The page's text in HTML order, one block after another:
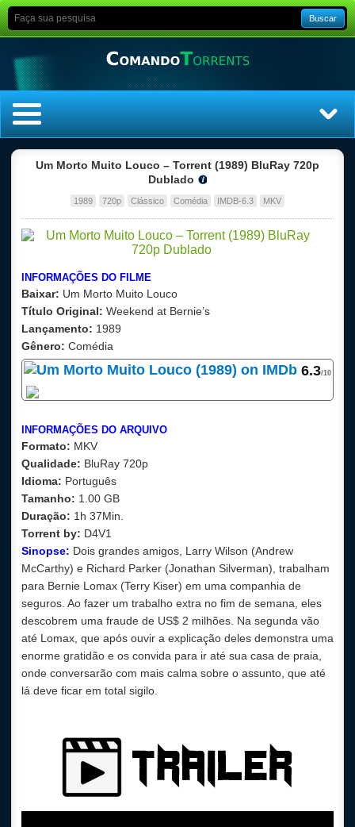
Buscar
Top Séries
Dublado
Um Morto Muito Louco – Torrent (1989) BluRay 720p
Dublado
1989 720p Clássico Comédia IMDB-6.3 MKV
INFORMAÇÕES DO FILME
Baixar: Um Morto Muito Louco
Título Original: Weekend at Bernie’s
Lançamento: 1989
Gênero: Comédia
6.3/10
INFORMAÇÕES DO ARQUIVO
Formato: MKV
Qualidade: BluRay 720p
Idioma: Português
Tamanho: 1.00 GB
Duração: 1h 37Min.
Torrent by: D4V1
Sinopse: Dois grandes amigos, Larry Wilson (Andrew
McCarthy) e Richard Parker (Jonathan Silverman), trabalham
para Bernie Lomax (Terry Kiser) em uma companhia de
seguros. Ao fazer um trabalho extra no fim de semana, eles
descobrem uma fraude de US$ 2 milhões. Na segunda vão
até Lomax, que após ouvir a explicação deles demonstra uma
enorme gratidão e os convida para ir até sua casa de praia,
onde conversarão com mais calma sobre o assunto, que até
lá deve ficar em total sigilo.